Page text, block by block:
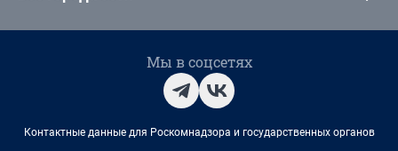
Мы в соцсетях
Контактные данные для Роскомнадзора и государственных органов